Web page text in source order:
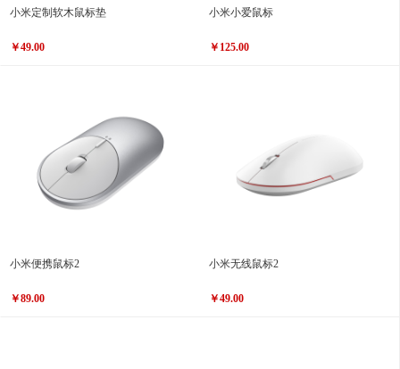
小米定制软木鼠标垫
￥49.00
小米小爱鼠标
￥125.00
小米便携鼠标2
￥89.00
小米无线鼠标2
￥49.00